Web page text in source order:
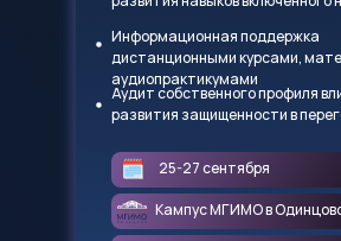
25-27 сентября
Кампус МГИМО в
Информационная поддержка
дистанционными курсами,
аудиопрактикумами
Аудит собственного профиля
развития защищенности в